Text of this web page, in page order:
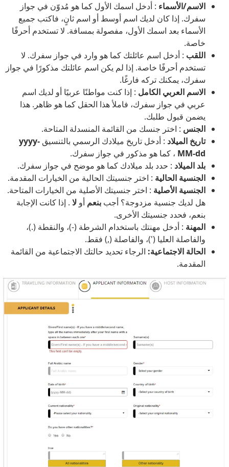
الاسم/الأسماء : أدخل اسمك الأول كما هو مُدوّن في جواز
سفرك. إذا كان لديك اسم أوسط أو اسم ثانٍ، فاكتب جميع
الأسماء بعد اسمك الأول، مفصولة بمسافة. لا تستخدم أحرفًا
خاصة.
اللقب : أدخل اسم عائلتك كما هو وارد في جواز سفرك. لا
تستخدم أحرفًا خاصة. إذا لم يكن اسم عائلتك مذكورًا في جواز
سفرك، يمكنك تركه فارغًا.
الاسم العربي الكامل : إذا كنت مواطنًا عربيًا أو لديك اسم
عربي في جواز سفرك، فاملأ هذا الحقل كما هو ظاهر. هذا
يضمن قبول طلبك.
الجنس : اختر جنسك من القائمة المنسدلة المتاحة.
تاريخ الميلاد : أدخل تاريخ ميلادك الرسمي بالتنسيقyyyy-
MM-dd ، كما هو مذكور في جواز سفرك.
بلد الميلاد : حدد بلد ميلادك كما هو موضح في جواز سفرك.
الجنسية الحالية : اختر جنسيتك الحالية من الخيارات المقدمة.
الجنسية الأصلية : اختر جنسيتك الأصلية من الخيارات المتاحة.
هل لديك جنسية مزدوجة؟ أجب بنعم أو لا. إذا كانت الإجابة
بنعم، فحدد جنسيتك الأخرى.
المهنة : أدخل مهنتك باستخدام الشرطة (-)، والنقطة (.)،
والفاصلة العليا (')، والفاصلة (,) فقط.
الحالة الاجتماعية: الرجاء تحديد حالتك الاجتماعية من القائمة
المقدمة.